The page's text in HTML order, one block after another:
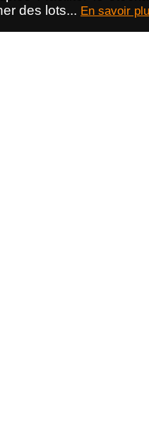
des lots... En savoir